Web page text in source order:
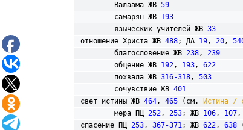
	Валаама ЖВ
59
	самарян ЖВ
193
	языческих учителей ЖВ
33
отношение Христа ЖВ 488; ДА 19, 20,
	благословение ЖВ
238, 239
	общение ЖВ
192, 193, 622
	похвала ЖВ
316-318, 503
	сочувствие ЖВ
401
свет истины ЖВ 464, 465 (см. Истина /
	мера ПЦ
252, 253; ЖВ 106, 107,
спасение ПЦ 253, 367-371; ЖВ 622, 638